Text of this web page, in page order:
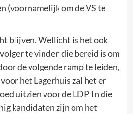
(voornamelijk om de VS te
blijven. Wellicht is het ook
te vinden die bereid is om
de volgende ramp te leiden,
het Lagerhuis zal het er
uitzien voor de LDP. In die
kandidaten zijn om het